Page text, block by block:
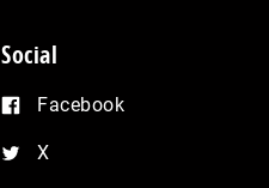
Social
Facebook
X